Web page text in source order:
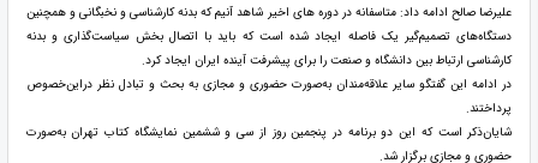
علیرضا صالح ادامه داد: متاسفانه در دوره های اخیر شاهد آنیم که بدنه کارشناسی و نخبگانی و همچنین
دستگاه‌های تصمیم‌گیر یک فاصله ایجاد شده است که باید با اتصال بخش سیاست‌گذاری و بدنه
کارشناسی ارتباط بین دانشگاه و صنعت را برای پیشرفت آینده ایران ایجاد کرد.
در ادامه این گفتگو سایر علاقه‌مندان به‌صورت حضوری و مجازی به بحث و تبادل نظر دراین‌خصوص
پرداختند.
شایان‌ذکر است که این دو برنامه در پنجمین روز از سی و ششمین نمایشگاه کتاب تهران به‌صورت
حضوری و مجازی برگزار شد.